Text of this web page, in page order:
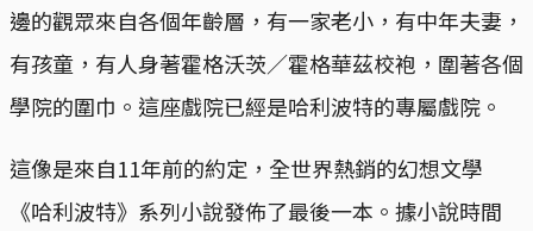
邊的觀眾來自各個年齡層，有一家老小，有中年夫妻，
有孩童，有人身著霍格沃茨／霍格華茲校袍，圍著各個
學院的圍巾。這座戲院已經是哈利波特的專屬戲院。
這像是來自11年前的約定，全世界熱銷的幻想文學
《哈利波特》系列小說發佈了最後一本。據小說時間